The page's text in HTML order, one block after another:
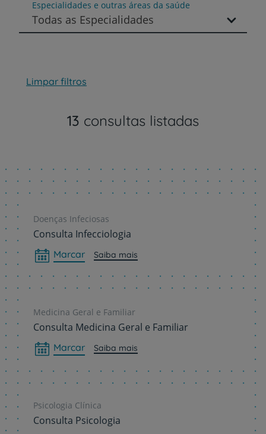
Especialidades e outras áreas da saúde
Todas as Especialidades
Limpar filtros
13 consultas listadas
Doenças Infeciosas
Consulta Infecciologia
Marcar Saiba mais
Medicina Geral e Familiar
Consulta Medicina Geral e Familiar
Marcar Saiba mais
Psicologia Clínica
Consulta Psicologia